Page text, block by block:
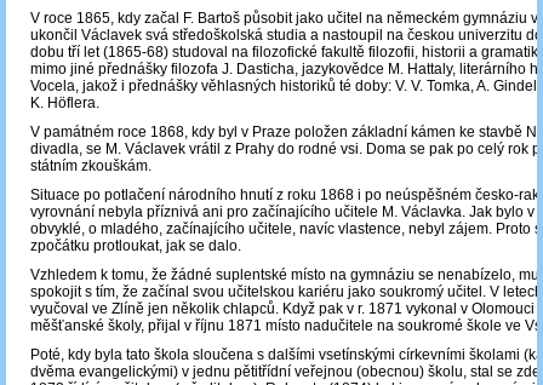
V roce 1865, kdy začal F. Bartoš působit jako učitel na německém gymnáziu v
ukončil Václavek svá středoškolská studia a nastoupil na českou univerzitu
dobu tří let (1865-68) studoval na filozofické fakultě filozofii, historii a
mimo jiné přednášky filozofa J. Dasticha, jazykovědce M. Hattaly, literárního
Vocela, jakož i přednášky věhlasných historiků té doby: V. V. Tomka, A.
K. Höflera.
V památném roce 1868, kdy byl v Praze položen základní kámen ke stavbě
divadla, se M. Václavek vrátil z Prahy do rodné vsi. Doma se pak po celý rok
státním zkouškám.
Situace po potlačení národního hnutí z roku 1868 i po neúspěšném česko-
vyrovnání nebyla příznivá ani pro začínajícího učitele M. Václavka. Jak bylo v
obvyklé, o mladého, začínajícího učitele, navíc vlastence, nebyl zájem. Proto
zpočátku protloukat, jak se dalo.
Vzhledem k tomu, že žádné suplentské místo na gymnáziu se nenabízelo,
spokojit s tím, že začínal svou učitelskou kariéru jako soukromý učitel. V
vyučoval ve Zlíně jen několik chlapců. Když pak v r. 1871 vykonal v Olomouci
měšťanské školy, přijal v říjnu 1871 místo nadučitele na soukromé škole ve
Poté, kdy byla tato škola sloučena s dalšími vsetínskými církevními školami
dvěma evangelickými) v jednu pětitřídní veřejnou (obecnou) školu, stal se zde